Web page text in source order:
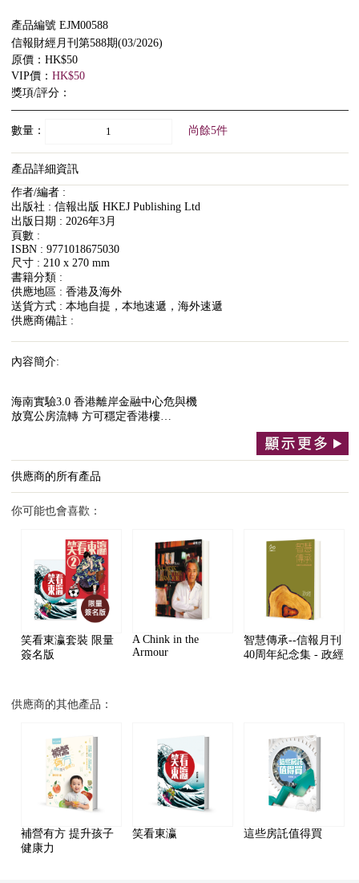
產品編號 EJM00588
信報財經月刊第588期(03/2026)
原價：HK$50
VIP價： HK$50
獎項/評分：
數量： 尚餘5件
產品詳細資訊
作者/編者 :
出版社 : 信報出版 HKEJ Publishing Ltd
出版日期 : 2026年3月
頁數 :
ISBN : 9771018675030
尺寸 : 210 x 270 mm
書籍分類 :
供應地區 : 香港及海外
送貨方式 : 本地自提，本地速遞，海外速遞
供應商備註 :
內容簡介:
海南實驗3.0 香港離岸金融中心危與機
放寬公房流轉 方可穩定香港樓…
供應商的所有產品
你可能也會喜歡：
笑看東瀛套裝 限量
簽名版
A Chink in the
Armour
智慧傳承--信報月刊
40周年紀念集 - 政經
供應商的其他產品：
補營有方 提升孩子
健康力
笑看東瀛 這些房託值得買